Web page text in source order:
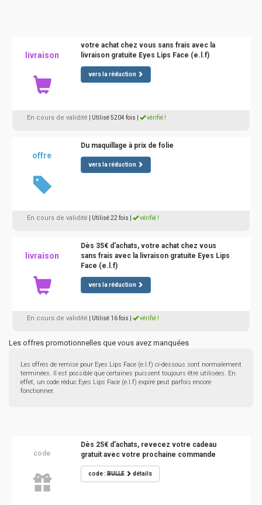
livraison
votre achat chez vous sans frais avec la
livraison gratuite Eyes Lips Face (e.l.f)
vers la réduction
En cours de validité | Utilisé 5204 fois vérifié !
offre
Du maquillage à prix de folie
vers la réduction
En cours de validité | Utilisé 22 fois vérifié !
livraison
Dès 35€ d'achats, votre achat chez vous
sans frais avec la livraison gratuite Eyes Lips
Face (e.l.f)
vers la réduction
En cours de validité | Utilisé 16 fois vérifié !
Les offres promotionnelles que vous avez manquées
Les offres de remise pour Eyes Lips Face (e.l.f) ci-dessous sont normalement
terminées. Il est possible que certaines puissent toujours être utilisées. En
effet, un code réduc Eyes Lips Face (e.l.f) expiré peut parfois encore
fonctionner.
code
Dès 25€ d'achats, revecez votre cadeau
gratuit avec votre prochaine commande
code :BULLE détails